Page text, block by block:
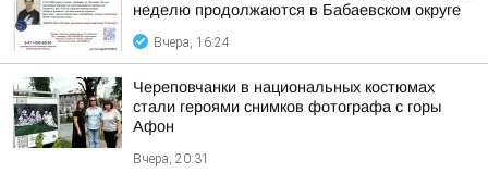
неделю продолжаются в Бабаевском округе
Вчера, 16:24
Череповчанки в национальных костюмах
стали героями снимков фотографа с горы
Афон
Вчера, 20:31